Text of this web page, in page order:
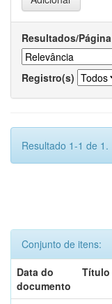
Resultados/Página
Registro(s)
Resultado 1-1 de 1.
Conjunto de itens:
Data do
documento
Título